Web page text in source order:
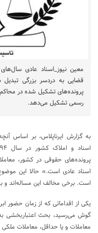
معین نیوز_اسناد عادی
قضایی به دردسر بزرگی
پرونده‌های تشکیل شده در
رسمی تشکیل می‌دهد.
به گزارش ایرناپلاس، بر اساس
پرونده‌های حقوقی در کشور،
اسناد عادی است.» حالا این
است. برخی مخالف این مساله‌اند و
یکی از اقداماتی که از زمان حضور
گوش می‌رسید، بحث اعتباربخشی
معاملات و یا حداقل، معاملات ملکی